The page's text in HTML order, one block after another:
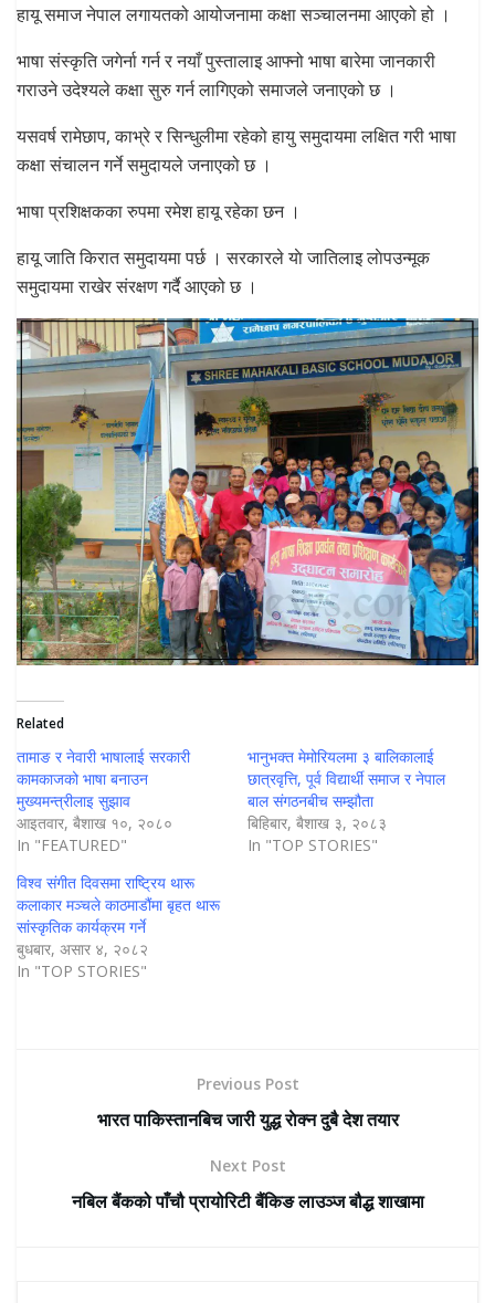
हायू समाज नेपाल लगायतको आयोजनामा कक्षा सञ्चालनमा आएको हो ।
भाषा संस्कृति जगेर्ना गर्न र नयाँ पुस्तालाइ आफ्नो भाषा बारेमा जानकारी
गराउने उदेश्यले कक्षा सुरु गर्न लागिएको समाजले जनाएको छ ।
यसवर्ष रामेछाप, काभ्रे र सिन्धुलीमा रहेको हायु समुदायमा लक्षित गरी भाषा
कक्षा संचालन गर्ने समुदायले जनाएको छ ।
भाषा प्रशिक्षकका रुपमा रमेश हायू रहेका छन ।
हायू जाति किरात समुदायमा पर्छ । सरकारले याे जातिलाइ लाेपउन्मूक
समुदायमा राखेर संरक्षण गर्दै आएको छ ।
Related
तामाङ र नेवारी भाषालाई सरकारी
कामकाजको भाषा बनाउन
मुख्यमन्त्रीलाइ सुझाव
आइतवार, बैशाख १०, २०८०
In "FEATURED"
भानुभक्त मेमोरियलमा ३ बालिकालाई
छात्रवृत्ति, पूर्व विद्यार्थी समाज र नेपाल
बाल संगठनबीच सम्झौता
बिहिबार, बैशाख ३, २०८३
In "TOP STORIES"
विश्व संगीत दिवसमा राष्ट्रिय थारू
कलाकार मञ्चले काठमाडौंमा बृहत थारू
सांस्कृतिक कार्यक्रम गर्ने
बुधबार, असार ४, २०८२
In "TOP STORIES"
Previous Post
भारत पाकिस्तानबिच जारी युद्ध राेक्न दुबै देश तयार
Next Post
नबिल बैंकको पाँचौ प्रायोरिटी बैंकिङ लाउञ्ज बौद्ध शाखामा